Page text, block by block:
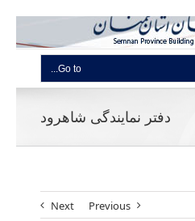
Go to...
دفتر نمایندگی شاهرود
Previous
Next